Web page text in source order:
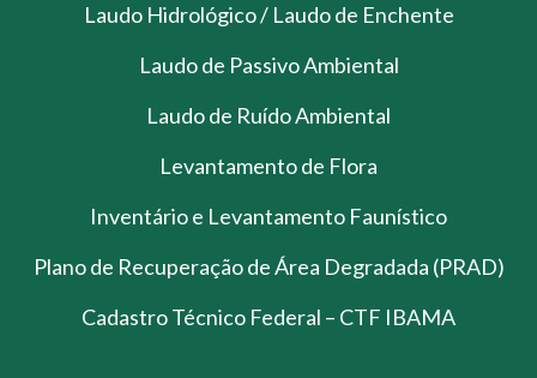
Laudo Hidrológico / Laudo de Enchente
Laudo de Passivo Ambiental
Laudo de Ruído Ambiental
Levantamento de Flora
Inventário e Levantamento Faunístico
Plano de Recuperação de Área Degradada (PRAD)
Cadastro Técnico Federal – CTF IBAMA